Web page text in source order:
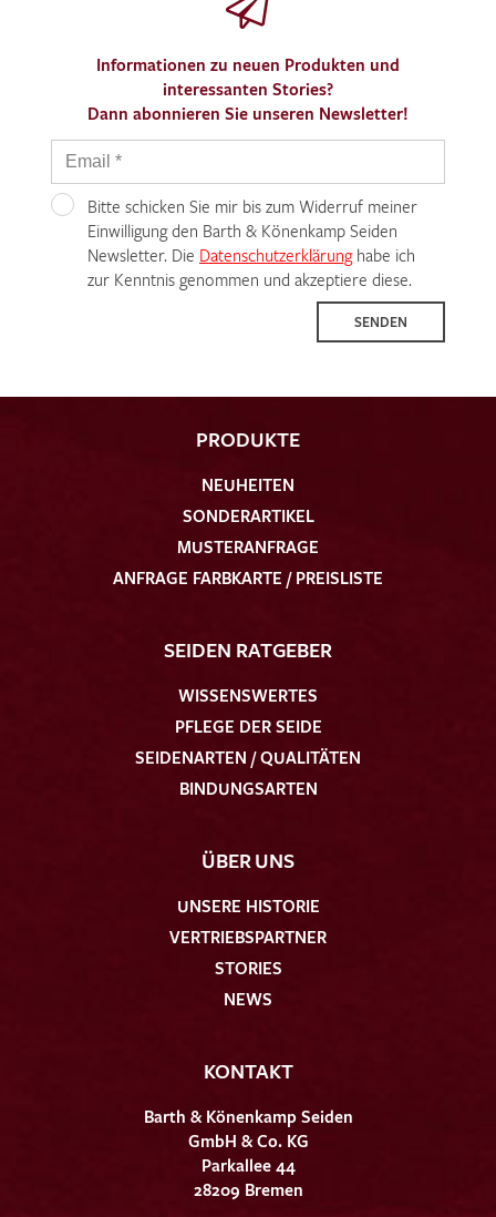
Informationen zu neuen Produkten und
interessanten Stories?
Dann abonnieren Sie unseren Newsletter!
Bitte schicken Sie mir bis zum Widerruf meiner
Einwilligung den Barth & Könenkamp Seiden
Newsletter. Die Datenschutzerklärunghabe ich
zur Kenntnis genommen und akzeptiere diese.
SENDEN
PRODUKTE
NEUHEITEN
SONDERARTIKEL
MUSTERANFRAGE
ANFRAGE FARBKARTE / PREISLISTE
SEIDEN RATGEBER
WISSENSWERTES
PFLEGE DER SEIDE
SEIDENARTEN / QUALITÄTEN
BINDUNGSARTEN
ÜBER UNS
UNSERE HISTORIE
VERTRIEBSPARTNER
STORIES
NEWS
KONTAKT
Barth & Könenkamp Seiden
GmbH & Co. KG
Parkallee 44
28209 Bremen